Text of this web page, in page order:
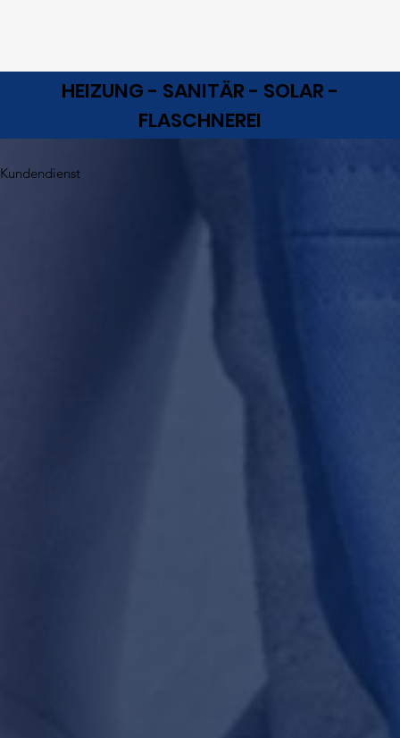
Kundendienst
HEIZUNG - SANITÄR - SOLAR -
FLASCHNEREI